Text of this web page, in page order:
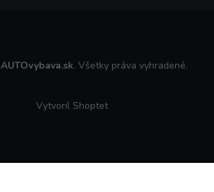
AUTOvybava.sk. Všetky práva vyhradené.
Vytvoril Shoptet